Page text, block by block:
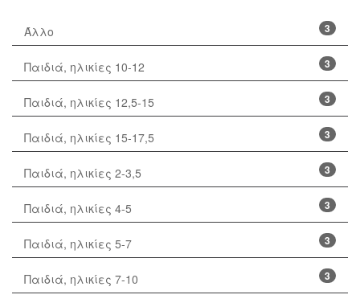
3
Άλλο
3
Παιδιά, ηλικίες 10-12
3
Παιδιά, ηλικίες 12,5-15
3
Παιδιά, ηλικίες 15-17,5
3
Παιδιά, ηλικίες 2-3,5
3
Παιδιά, ηλικίες 4-5
3
Παιδιά, ηλικίες 5-7
3
Παιδιά, ηλικίες 7-10